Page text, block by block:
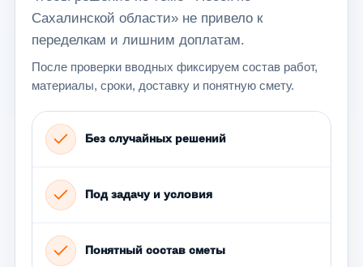
Сахалинской области» не привело к
переделкам и лишним доплатам.
После проверки вводных фиксируем состав работ,
материалы, сроки, доставку и понятную смету.
Без случайных решений
Под задачу и условия
Понятный состав сметы